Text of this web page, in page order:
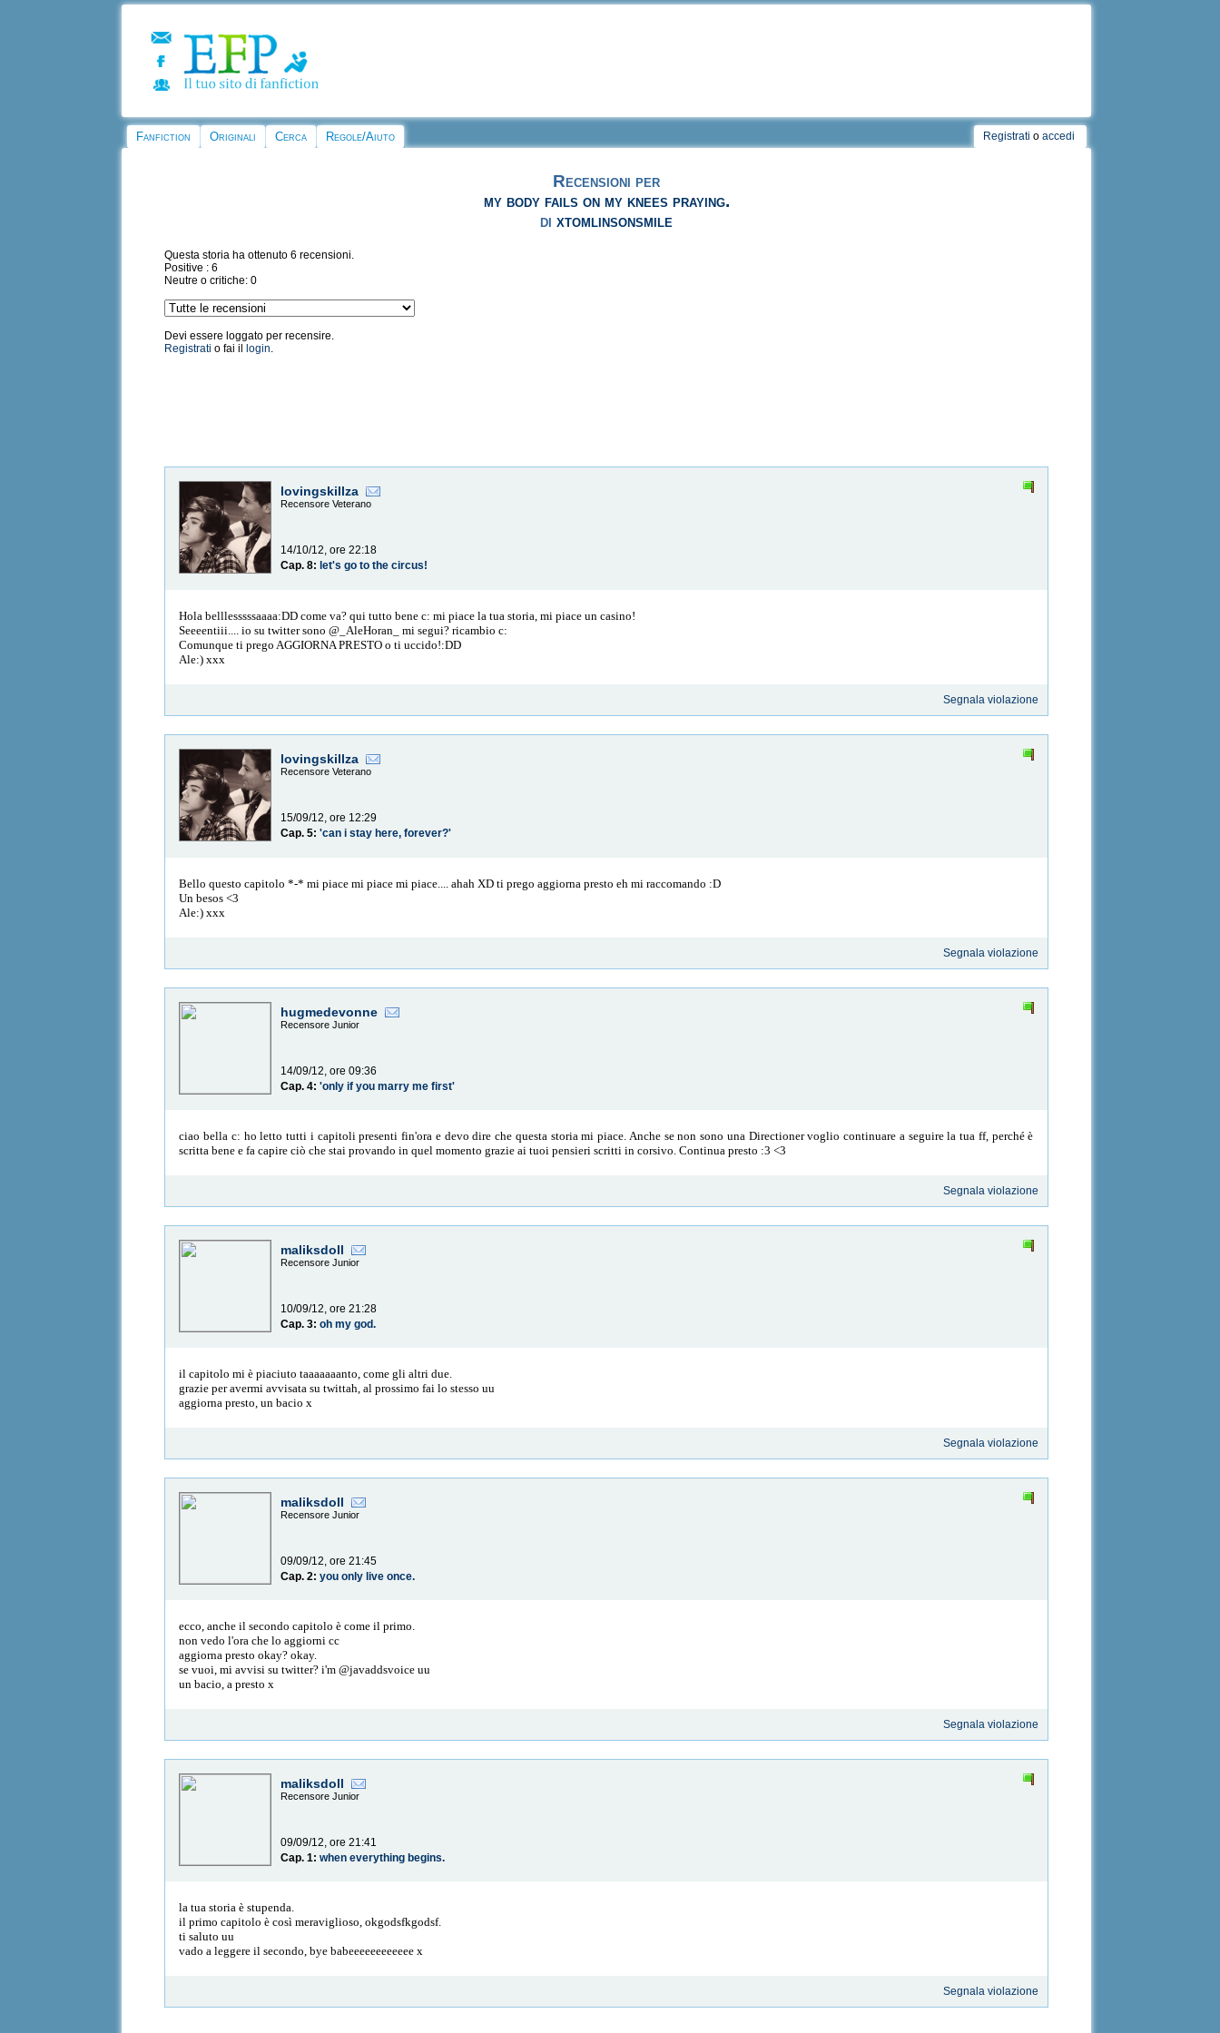
Fanfiction Originali Cerca Regole/Aiuto Registrati o accedi
Recensioni per
my body fails on my knees praying.
dixtomlinsonsmile
Questa storia ha ottenuto 6 recensioni.
Positive : 6
Neutre o critiche: 0
Devi essere loggato per recensire.
Registrati o fai il login.
lovingskillza
Recensore Veterano
14/10/12, ore 22:18
Cap. 8: let's go to the circus!
Hola belllesssssaaaa:DD come va? qui tutto bene c: mi piace la tua storia, mi piace un casino!
Seeeentiii.... io su twitter sono @_AleHoran_ mi segui? ricambio c:
Comunque ti prego AGGIORNA PRESTO o ti uccido!:DD
Ale:) xxx
Segnala violazione
lovingskillza
Recensore Veterano
15/09/12, ore 12:29
Cap. 5:'can i stay here, forever?'
Bello questo capitolo *-* mi piace mi piace mi piace.... ahah XD ti prego aggiorna presto eh mi raccomando :D
Un besos <3
Ale:) xxx
Segnala violazione
hugmedevonne
Recensore Junior
14/09/12, ore 09:36
Cap. 4:'only if you marry me first'
ciao bella c: ho letto tutti i capitoli presenti fin'ora e devo dire che questa storia mi piace. Anche se non sono una Directioner voglio continuare a seguire la tua ff, perché è
scritta bene e fa capire ciò che stai provando in quel momento grazie ai tuoi pensieri scritti in corsivo. Continua presto :3 <3
Segnala violazione
maliksdoll
Recensore Junior
10/09/12, ore 21:28
Cap. 3:oh my god.
il capitolo mi è piaciuto taaaaaaanto, come gli altri due.
grazie per avermi avvisata su twittah, al prossimo fai lo stesso uu
aggiorna presto, un bacio x
Segnala violazione
maliksdoll
Recensore Junior
09/09/12, ore 21:45
Cap. 2:you only live once.
ecco, anche il secondo capitolo è come il primo.
non vedo l'ora che lo aggiorni cc
aggiorna presto okay? okay.
se vuoi, mi avvisi su twitter? i'm @javaddsvoice uu
un bacio, a presto x
Segnala violazione
maliksdoll
Recensore Junior
09/09/12, ore 21:41
Cap. 1:when everything begins.
la tua storia è stupenda.
il primo capitolo è così meraviglioso, okgodsfkgodsf.
ti saluto uu
vado a leggere il secondo, bye babeeeeeeeeeeee x
Segnala violazione